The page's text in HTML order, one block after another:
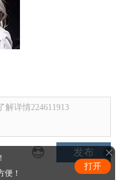
详情224611913
发布
便！
打开